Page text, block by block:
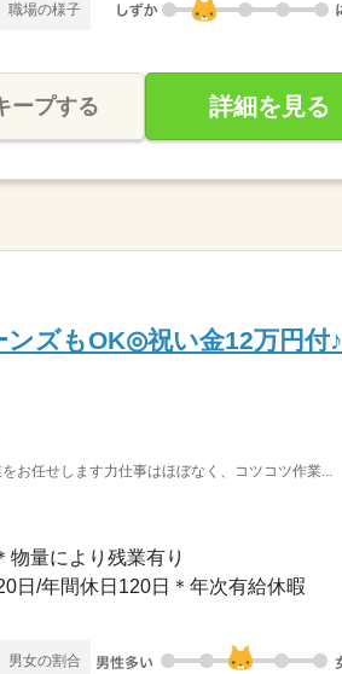
職場の様子
ープする 詳細を見る
ズもOK◎祝い金12万円付♪
お任せします力仕事はほぼなく、コツコツ作業...
物量により残業有り
日/年間休日120日＊年次有給休暇
男女の割合